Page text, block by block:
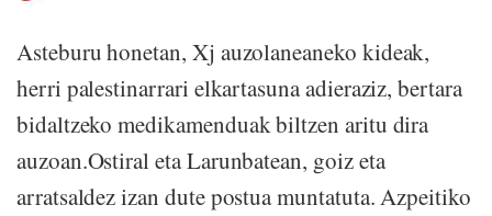
Asteburu honetan, Xj auzolaneaneko kideak,
herri palestinarrari elkartasuna adieraziz, bertara
bidaltzeko medikamenduak biltzen aritu dira
auzoan.Ostiral eta Larunbatean, goiz eta
arratsaldez izan dute postua muntatuta. Azpeitiko